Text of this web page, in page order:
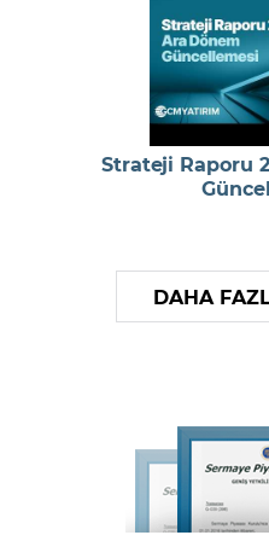
Strateji Raporu
DAHA